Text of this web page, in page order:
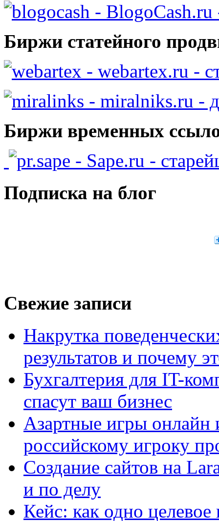
- BlogoCash.ru
Биржи статейного
- webartex.ru -
- miralniks.ru -
Биржи временных
- Sape.ru -
Подписка на блог
Свежие записи
Накрутка
результатов и почему
Бухгалтерия для IT-
спасут ваш бизнес
Азартные игры онлайн
российскому игроку
Создание сайтов на
и по делу
Кейс: как одно